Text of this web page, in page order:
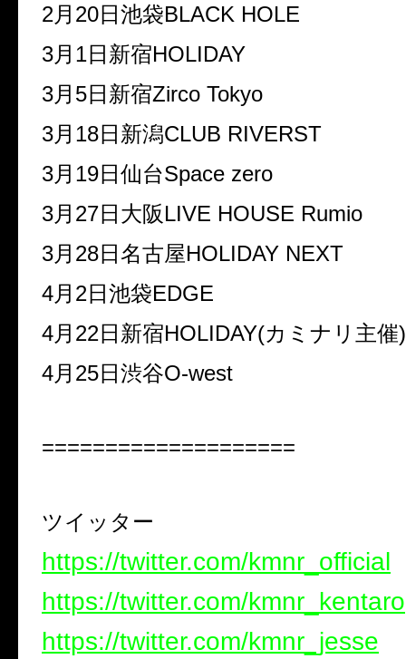
2月 20日池袋BLACK HOLE
3月 1日新宿HOLIDAY
3月 5日新宿Zirco Tokyo
3月 18日新潟CLUB RIVERST
3月 19日仙台Space zero
3月 27日大阪LIVE HOUSE Rumio
3月 28日名古屋HOLIDAY NEXT
4月 2日池袋EDGE
4月 22日新宿HOLIDAY(カミナリ主催)
4月 25日渋谷O-west
====================
ツイッター
https://twitter.com/kmnr_official
https://twitter.com/kmnr_kentaro
https://twitter.com/kmnr_jesse